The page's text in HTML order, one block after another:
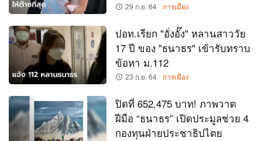
29 ก.ย. 64 การเมือง
ปอท.เรียก "อั่งอั๊ง" หลานสาววัย
17 ปี ของ "ธนาธร" เข้ารับทราบ
ข้อหา ม.112
23 ก.ย. 64 การเมือง
ปิดที่ 652,475 บาท! ภาพวาด
ฝีมือ “ธนาธร” เปิดประมูลช่วย 4
กองทุนฝ่ายประชาธิปไตย